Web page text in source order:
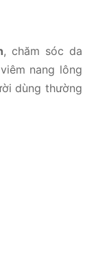
, chăm sóc da
nang lông
dùng thường